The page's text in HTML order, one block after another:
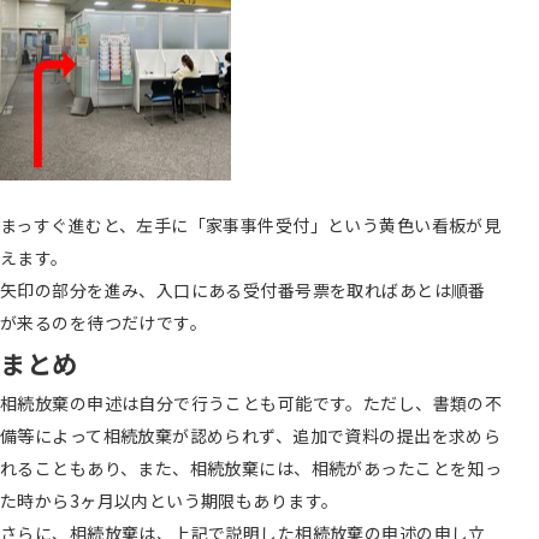
まっすぐ進むと、左手に「家事事件受付」という黄色い看板が見
えます。
矢印の部分を進み、入口にある受付番号票を取ればあとは順番
が来るのを待つだけです。
まとめ
相続放棄の申述は自分で行うことも可能です。ただし、書類の不
備等によって相続放棄が認められず、追加で資料の提出を求めら
れることもあり、また、相続放棄には、相続があったことを知っ
た時から3ヶ月以内という期限もあります。
さらに、相続放棄は、上記で説明した相続放棄の申述の申し立